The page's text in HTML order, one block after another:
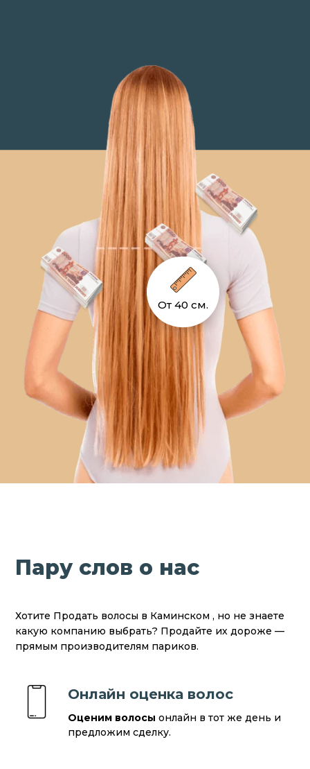
От 40 см.
Пару слов о нас
Хотите Продать волосы в Каминском , но не знаете
какую компанию выбрать? Продайте их дороже —
прямым производителям париков.
Онлайн оценка волос
Оценим волосы онлайн в тот же день и
предложим сделку.